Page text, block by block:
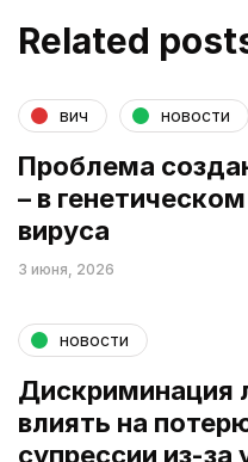
Related
вич новости
Проблема
– в
вируса
3 июня, 2026
новости
влиять на
супрессии из-за